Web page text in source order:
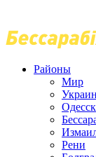
Районы
Мир
Рени